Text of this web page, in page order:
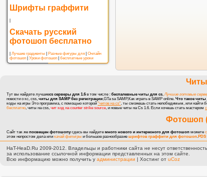
Шрифты граффити
|
Скачать русский
фотошоп бесплатно
Лучшие градиенты Разные фигуры для
Онлайн
фотошоп
Уроки фотошоп бесплатные уроки
Тут вы найдете лучшиеcs серверы для 1.6 в том числе : беспалевные читы для cs Лучшие готовые
новости о кс, css читы для SAMP без регестрации ,GTa sa SAMP,Как играть в SAMP online. Что такое читы
коды на игры Это программа, с помощью которой "читов на cs" , ты сможешь стать непобедимым, или найти
бесплатно , читы на css, чит код на counter strike source , и новые читы на Cs 1.6 . Если хочешь стать мастером
Фотошоп
Сайт так же посвещен фотошопусдесь вы найдете много нового и интересного для фотошоп можете
этом непростом дела или качай фильтры и большое разнообразие шрифтов граффити для фотошоп.
HaT-HeaD.Ru 2009-2012. Владельцы и работники сайта не несут ответственность
за использование ссылочной информации представленных на этом сайте.
Всю информацию можно получить у администрации | Хостинг от uCoz